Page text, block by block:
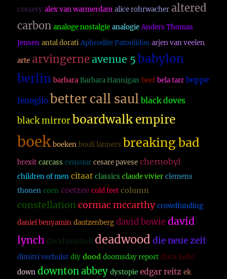
cossery alex van warmerdam alice rohrwacher altered
carbon analoge nostalgie analogie Anders Thomas
Jensen antal dorati Aphrodite Patoulidou arjen van veelen
arte arvingerne avenue 5 babylon
berlin barbara Barbara Hannigan beef bela tarr beppe
fenoglio better call saul black doves
black mirror boardwalk empire
boek boeken bouli lanners breaking bad
brexit carcass censuur cesare pavese chernobyl
children of men citaat classics claude vivier clemens
thonen coen coetzee cold feet column
constellationcormac mccarthy crowdfunding
daniel benyamin dautzenberg david bowie david
lynch david mitchell deadwood die neue zeit
dimitri verhulst diy dood doomsday report dota kehr
down downton abbey dystopie edgar reitz ek